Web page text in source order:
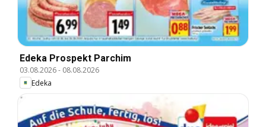
Edeka Prospekt Parchim
03.08.2026- 08.08.2026
Edeka